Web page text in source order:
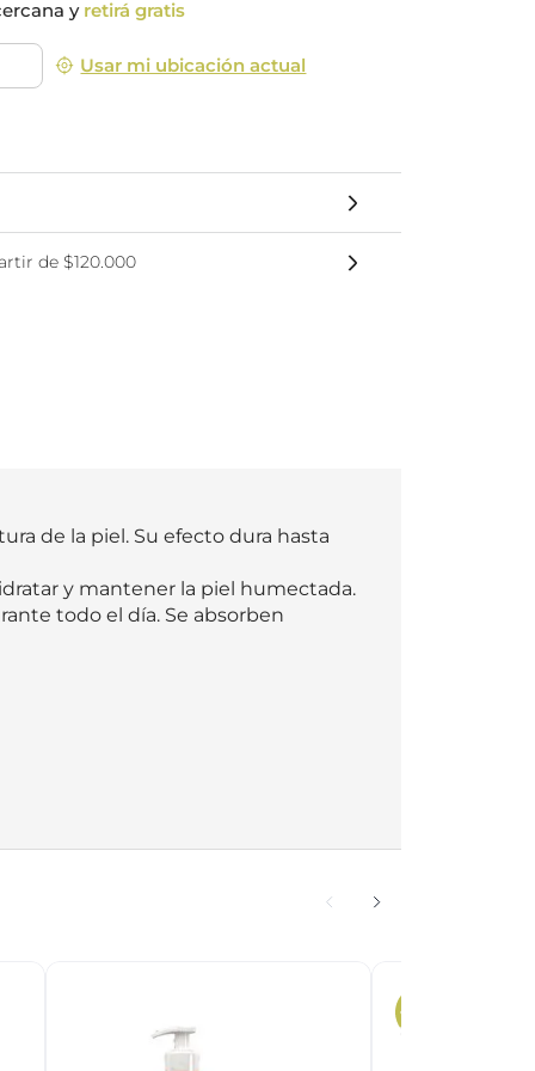
y retirá gratis
Usar mi ubicación actual
de $120.000
de la piel. Su efecto dura hasta
y mantener la piel humectada.
todo el día. Se absorben